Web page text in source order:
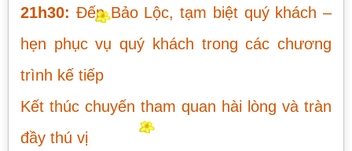
21h30: Đến Bảo Lộc, tạm biệt quý khách –
hẹn phục vụ quý khách trong các chương
trình kế tiếp
Kết thúc chuyến tham quan hài lòng và tràn
đầy thú vị